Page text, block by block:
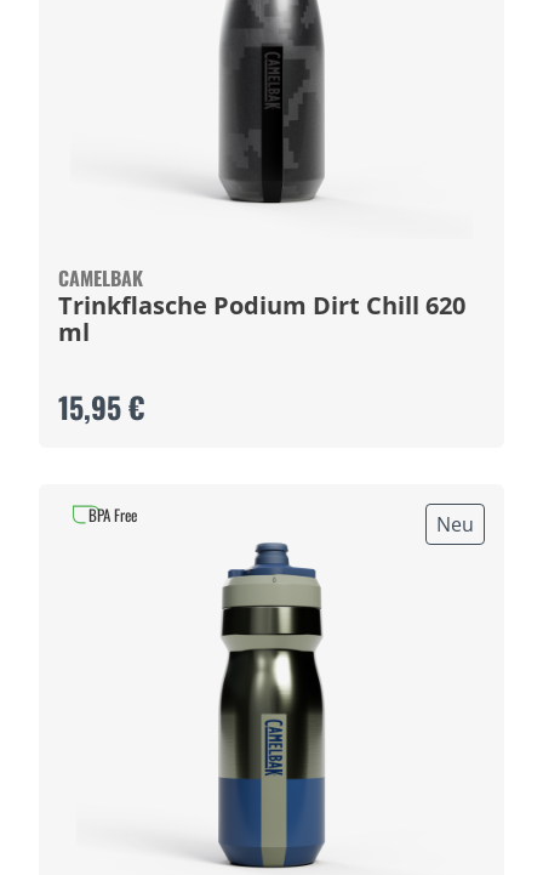
CAMELBAK
Trinkflasche Podium Dirt Chill 620
ml
15,95 €
Neu
BPA Free